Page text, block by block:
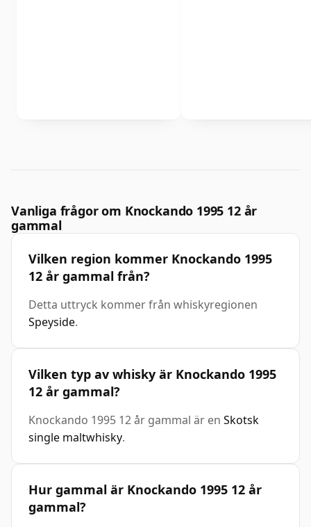
Vanliga frågor om Knockando 1995 12 år
gammal
Vilken region kommer Knockando 1995
12 år gammal från?
Detta uttryck kommer från whiskyregionen
Speyside.
Vilken typ av whisky är Knockando 1995
12 år gammal?
Knockando 1995 12 år gammal är en Skotsk
single maltwhisky.
Hur gammal är Knockando 1995 12 år
gammal?